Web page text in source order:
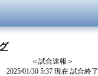
＜試合速報＞
2025/01/30 5:37 現在 試合終了